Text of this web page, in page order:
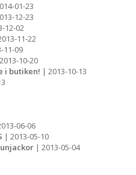
01-23
12-23
12-02
11-22
11-09
10-20
i butiken! | 2013-10-13
06-06
| 2013-05-10
| 2013-05-04